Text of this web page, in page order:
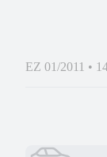
EZ 01/2011 •